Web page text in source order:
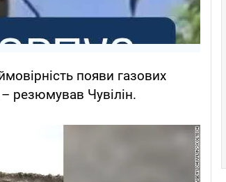
появи газових
– резюмував Чувілін.